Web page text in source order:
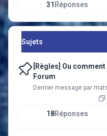
31 Réponses
Sujets
[Règles] Ou
Forum
Dernier message par
18Réponses